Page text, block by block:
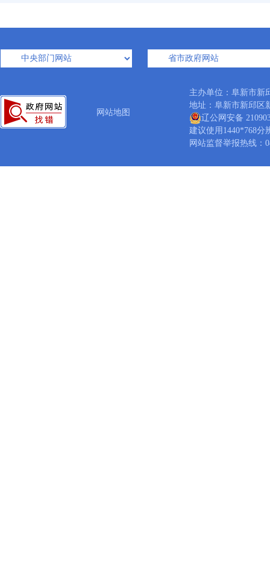
网站地图
主办单位：阜新市
地址：阜新市新邱
辽公网安备
建议使用1440*768分
网站监督举报热线：